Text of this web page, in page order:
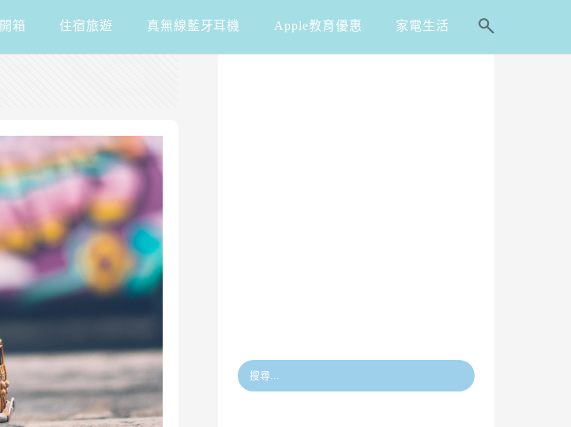
箱 住宿旅遊 真無線藍牙耳機 Apple教育優惠 家電生活